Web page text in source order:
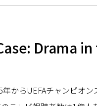
Drama
からUEFAチャンピオン